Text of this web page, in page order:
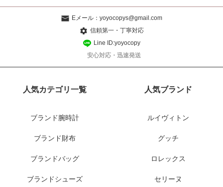
Eメール： yoyocopys@gmail.com
信頼第一・丁寧対応
Line ID:yoyocopy
安心対応・迅速発送
人気カテゴリ一覧
ブランド腕時計
ブランド財布
ブランドバッグ
ブランドシューズ
人気ブランド
ルイヴィトン
グッチ
ロレックス
セリーヌ